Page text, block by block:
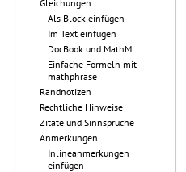
Gleichungen
Als Block einfügen
Im Text einfügen
DocBook und MathML
Einfache Formeln mit
mathphrase
Randnotizen
Rechtliche Hinweise
Zitate und Sinnsprüche
Anmerkungen
Inlineanmerkungen
einfügen